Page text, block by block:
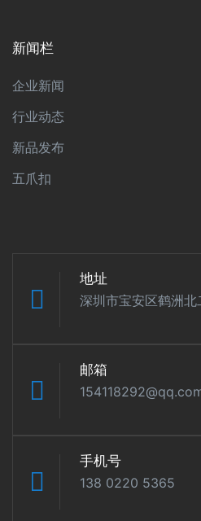
新闻栏
企业新闻
行业动态
新品发布
五爪扣
地址
深圳市宝安区鹤洲
邮箱
手机号
138 0220 5365